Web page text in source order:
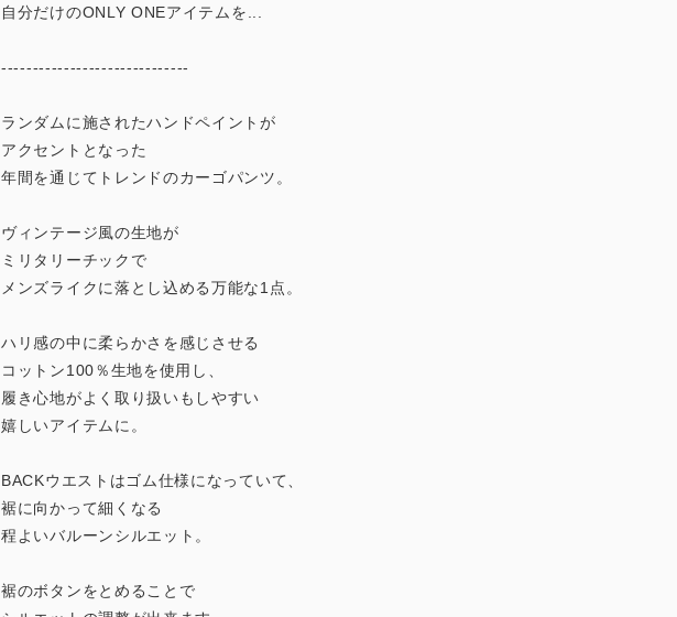
自分だけのONLY ONEアイテムを...
------------------------------
ランダムに施されたハンドペイントが
アクセントとなった
年間を通じてトレンドのカーゴパンツ。
ヴィンテージ風の生地が
ミリタリーチックで
メンズライクに落とし込める万能な1点。
ハリ感の中に柔らかさを感じさせる
コットン100％生地を使用し、
履き心地がよく取り扱いもしやすい
嬉しいアイテムに。
BACKウエストはゴム仕様になっていて、
裾に向かって細くなる
程よいバルーンシルエット。
裾のボタンをとめることで